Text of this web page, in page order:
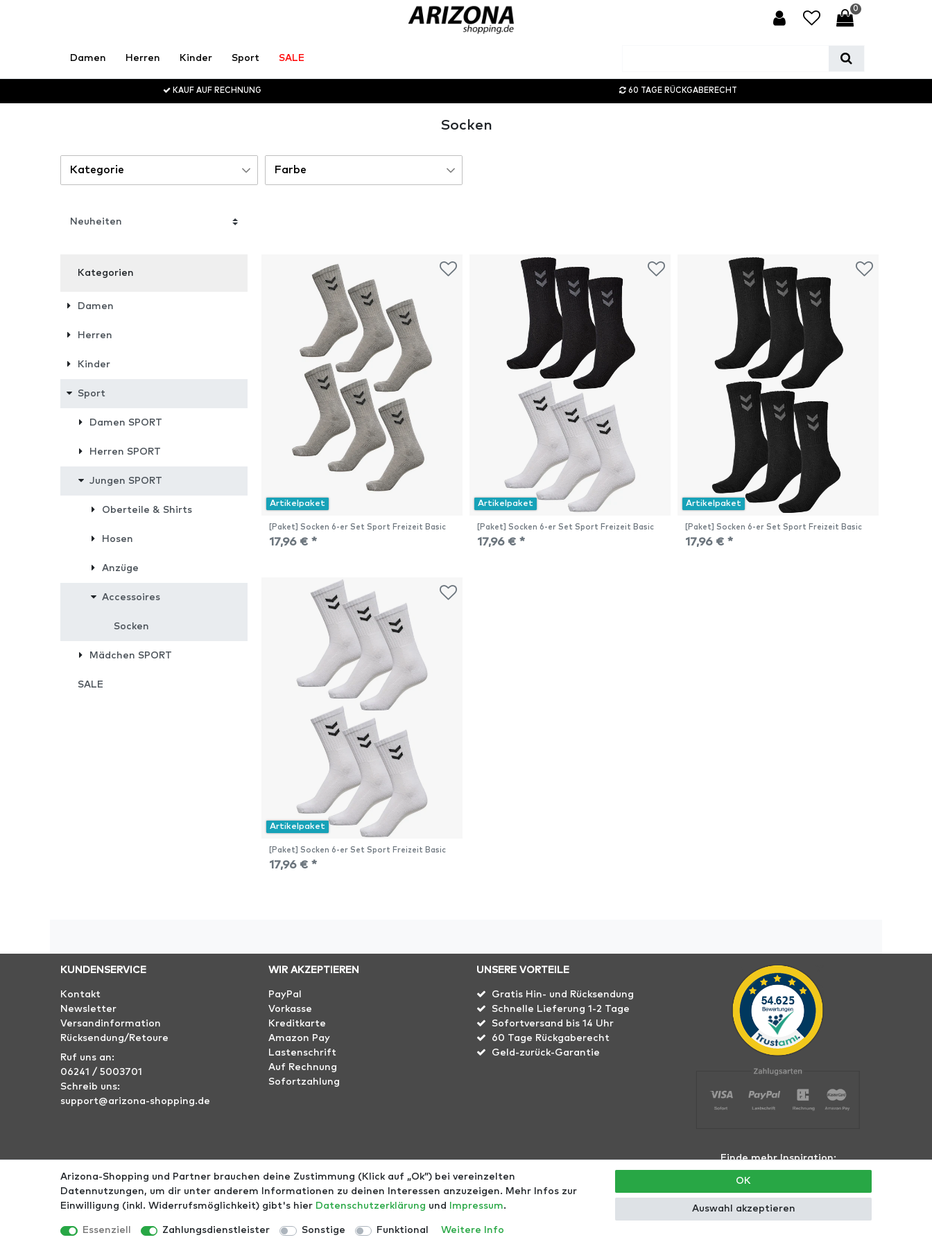
0
Damen Herren Kinder Sport SALE
KAUF AUF RECHNUNG 60 TAGE RÜCKGABERECHT
Socken
Kategorie Farbe
Grau/Silber 1
Kategorien
Damen
Herren
Kinder
Sport
Damen SPORT
Herren SPORT
Jungen SPORT
Oberteile & Shirts
Hosen
Anzüge
Accessoires
Socken
Mädchen SPORT
SALE
Artikelpaket
[Paket] Socken 6-er Set Sport Freizeit Basic
17,96 € *
Artikelpaket
[Paket] Socken 6-er Set Sport Freizeit Basic
17,96 € *
Artikelpaket
[Paket] Socken 6-er Set Sport Freizeit Basic
17,96 € *
Artikelpaket
[Paket] Socken 6-er Set Sport Freizeit Basic
17,96 € *
KUNDENSERVICE
Kontakt
Newsletter
Versandinformation
Rücksendung/Retoure
Ruf uns an:
06241 / 5003701
Schreib uns:
support@arizona-shopping.de
WIR AKZEPTIEREN
PayPal
Vorkasse
Kreditkarte
Amazon Pay
Lastenschrift
Auf Rechnung
Sofortzahlung
UNSERE VORTEILE
Gratis Hin- und Rücksendung
Schnelle Lieferung 1-2 Tage
Sofortversand bis 14 Uhr
60 Tage Rückgaberecht
Geld-zurück-Garantie
Impressum AGB Datenschutz Widerrufs­recht Größentabellen Blog EGOMAXX
Finde mehr Inspiration:
*Alle Preise inkl. ges. MwSt. zzgl.Versandkosten- © Copyright 2021 | Alle Rechte vorbehalten.
Arizona-Shopping und Partner brauchen deine Zustimmung (Klick auf „Ok”) bei vereinzelten
Datennutzungen, um dir unter anderem Informationen zu deinen Interessen anzuzeigen. Mehr Infos zur
Einwilligung (inkl. Widerrufsmöglichkeit) gibt's hier Daten­schutz­erklärung und Impressum.
Essenziell Zahlungsdienstleister Sonstige Funktional Weitere Info
OK
Auswahl akzeptieren